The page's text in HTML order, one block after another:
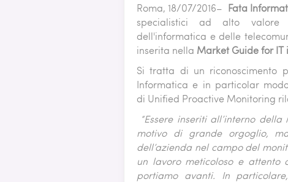
PATTERN
JBOSS
TOMCAT
Roma, 18/07/2016– Fata
specialistici ad alto valore
dell'informatica e delle
inserita nella Market Guide for IT
Si tratta di un riconoscimento
Informatica e in particolar
di Unified Proactive Monitoring
“Essere inseriti all’interno
motivo di grande orgoglio,
dell’azienda nel campo del
un lavoro meticoloso e attento
portiamo avanti. In